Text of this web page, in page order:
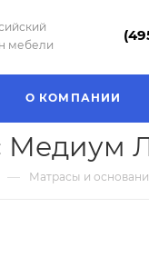
мебели
О КОМПАНИИ
Медиум
— Матрасы и